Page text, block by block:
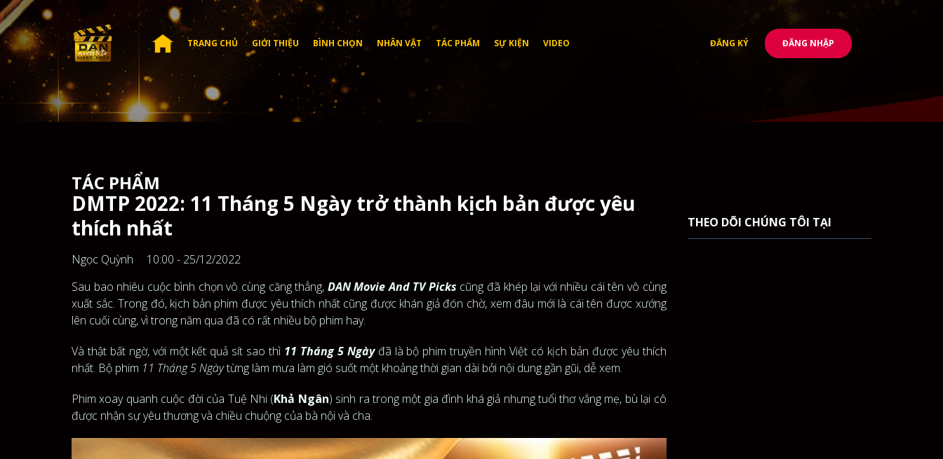
TRANG CHỦ GIỚI THIỆU BÌNH CHỌN NHÂN VẬT TÁC PHẨM SỰ KIỆN VIDEO ĐĂNG KÝ ĐĂNG NHẬP
TÁC PHẨM
DMTP 2022: 11 Tháng 5 Ngày trở thành kịch bản được yêu
thích nhất
Ngọc Quỳnh
10:00 - 25/12/2022
Sau bao nhiêu cuộc bình chọn vô cùng căng thẳng, DAN Movie And TV Picks cũng đã khép lại với nhiều cái tên vô cùng
xuất sắc. Trong đó, kịch bản phim được yêu thích nhất cũng được khán giả đón chờ, xem đâu mới là cái tên được xướng
lên cuối cùng, vì trong năm qua đã có rất nhiều bộ phim hay.
Và thật bất ngờ, với một kết quả sít sao thì 11 Tháng 5 Ngày đã là bộ phim truyền hình Việt có kịch bản được yêu thích
nhất. Bộ phim 11 Tháng 5 Ngàytừng làm mưa làm gió suốt một khoảng thời gian dài bởi nội dung gần gũi, dễ xem.
Phim xoay quanh cuộc đời của Tuệ Nhi (Khả Ngân) sinh ra trong một gia đình khá giả nhưng tuổi thơ vắng mẹ, bù lại cô
được nhận sự yêu thương và chiều chuộng của bà nội và cha.
THEO DÕI CHÚNG TÔI TẠI